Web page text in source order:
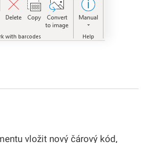
vložit nový čárový kód,